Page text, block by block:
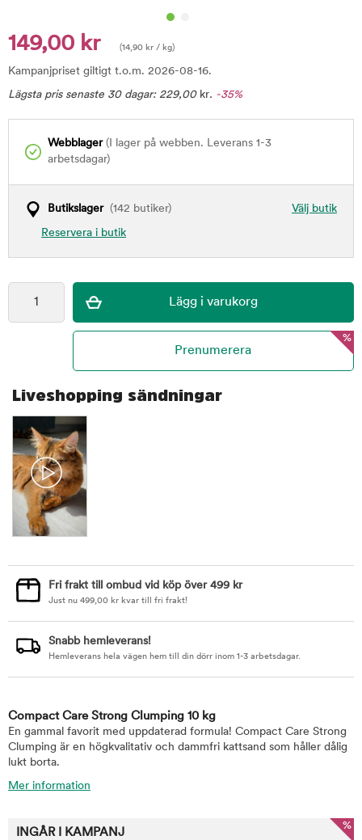
149,00 kr (14,90 kr / kg)
Kampanjpriset giltigt t.o.m. 2026-08-16.
Lägsta pris senaste 30 dagar: 229,00kr. -35%
Webblager(I lager på webben. Leverans 1-3
arbetsdagar)
Välj butik
Butikslager(142 butiker)
Reservera i butik
%
Liveshopping sändningar
Fri frakt till ombud vid köp över 499 kr
Just nu 499,00 kr kvar till fri frakt!
Snabb hemleverans!
Hemleverans hela vägen hem till din dörr inom 1-3 arbetsdagar.
Compact Care Strong Clumping 10 kg
En gammal favorit med uppdaterad formula! Compact Care Strong
Clumping är en högkvalitativ och dammfri kattsand som håller dålig
lukt borta.
Mer information
%
INGÅR I KAMPANJ